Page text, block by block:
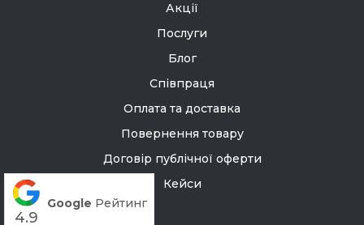
Акції
Послуги
Блог
Співпраця
Оплата та доставка
Повернення товару
Договір публічної оферти
Кейси
4.9
Google Рейтинг